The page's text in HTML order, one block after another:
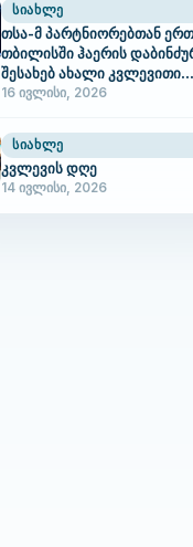
ᲡᲘᲐᲮᲚᲔ
თსა-მ პარტნიორებთან
თბილისში ჰაერის
შესახებ ახალი კვლევითი
შედეგები წარმოადგინა
16 ივლისი, 2026
ᲡᲘᲐᲮᲚᲔ
კვლევის დღე
14 ივლისი, 2026